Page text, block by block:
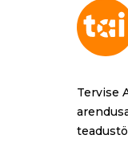
Tervise